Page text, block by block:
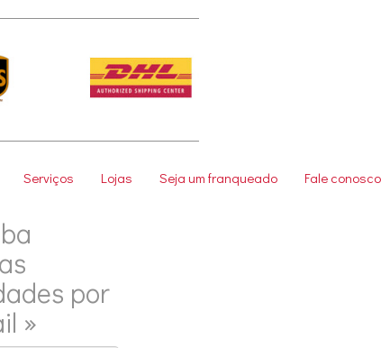
Serviços Lojas Seja um franqueado Fale conosco
por
»